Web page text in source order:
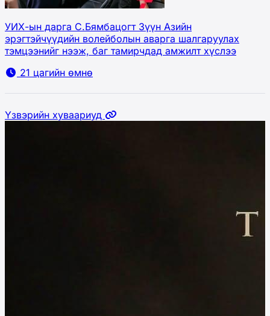
УИХ-ын дарга С.Бямбацогт Зүүн Азийн
эрэгтэйчүүдийн волейболын аварга шалгаруулах
тэмцээнийг нээж, баг тамирчдад амжилт хүслээ
21 цагийн өмнө
Үзвэрийн хуваариуд